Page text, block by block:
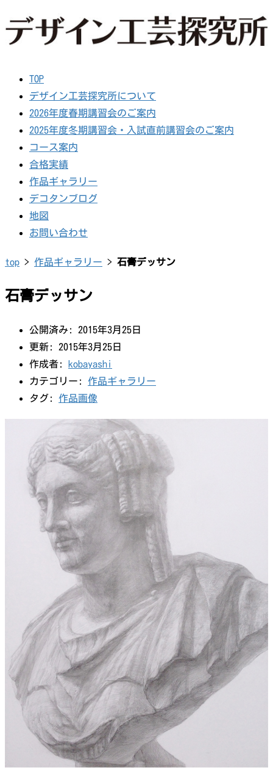
TOP
デザイン工芸探究所について
2026年度春期講習会のご案内
2025年度冬期講習会・入試直前講習会のご案内
コース案内
合格実績
作品ギャラリー
デコタンブログ
地図
お問い合わせ
top > 作品ギャラリー > 石膏デッサン
石膏デッサン
公開済み: 2015年3月25日
更新: 2015年3月25日
作成者: kobayashi
カテゴリー: 作品ギャラリー
タグ: 作品画像